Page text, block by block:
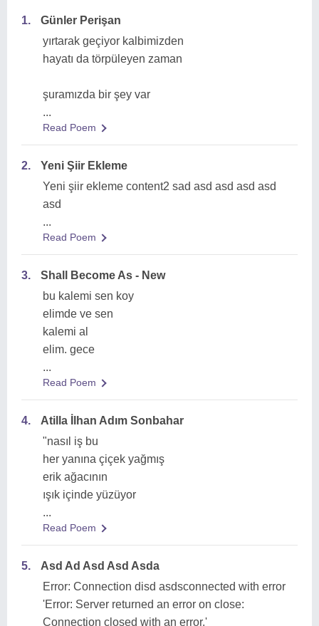
1.
Günler Perişan
yırtarak geçiyor kalbimizden
hayatı da törpüleyen zaman
şuramızda bir şey var
...
Read Poem
2.
Yeni Şiir Ekleme
Yeni şiir ekleme content2 sad asd asd asd asd
asd
...
Read Poem
3.
Shall Become As - New
bu kalemi sen koy
elimde ve sen
kalemi al
elim. gece
...
Read Poem
4.
Atilla İlhan Adım Sonbahar
"nasıl iş bu
her yanına çiçek yağmış
erik ağacının
ışık içinde yüzüyor
...
Read Poem
5.
Asd Ad Asd Asd Asda
Error: Connection disd asdsconnected with error
'Error: Server returned an error on close:
Connection closed with an error.'